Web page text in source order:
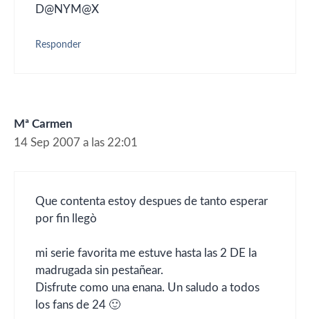
D@NYM@X
Responder
Mª Carmen
14 Sep 2007 a las 22:01
Que contenta estoy despues de tanto esperar
por fin llegò
mi serie favorita me estuve hasta las 2 DE la
madrugada sin pestañear.
Disfrute como una enana. Un saludo a todos
los fans de 24 🙂